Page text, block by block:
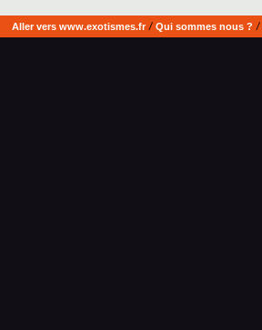
Aller vers www.exotismes.fr/ Qui sommes nous ? /